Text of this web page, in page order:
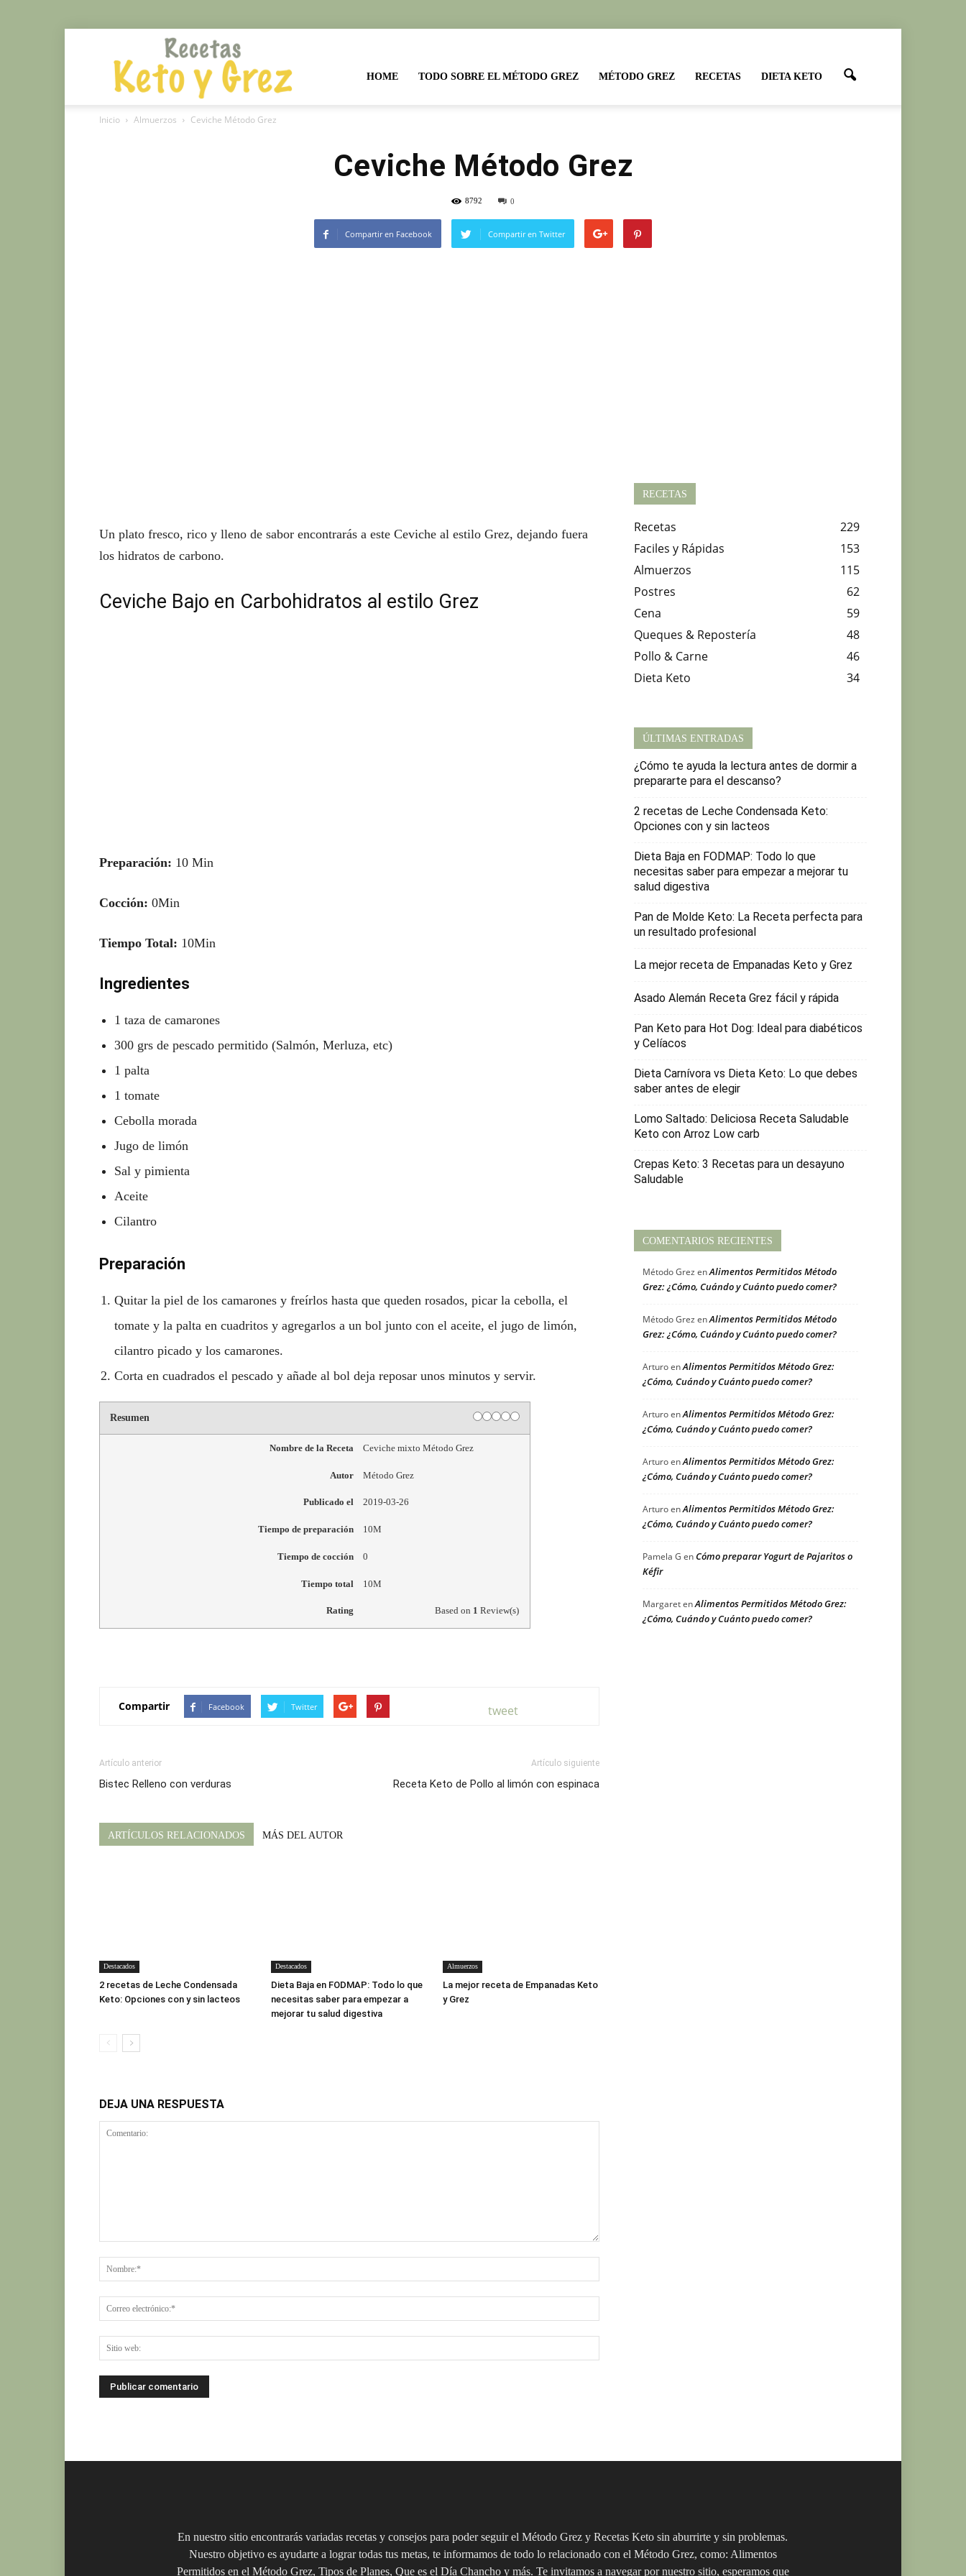
Grez
HOME TODO SOBRE EL MÉTODO GREZ MÉTODO GREZ RECETAS DIETA KETO
Inicio Almuerzos Ceviche Método Grez
Ceviche Método Grez
8792 0
Compartir en Facebook Compartir en Twitter
Un plato fresco, rico y lleno de sabor encontrarás a este Ceviche al estilo Grez, dejando fuera
los hidratos de carbono.
Ceviche Bajo en Carbohidratos al estilo Grez
Preparación: 10 Min
Cocción: 0Min
Tiempo Total: 10Min
Ingredientes
1 taza de camarones
300 grs de pescado permitido (Salmón, Merluza, etc)
1 palta
1 tomate
Cebolla morada
Jugo de limón
Sal y pimienta
Aceite
Cilantro
Preparación
Quitar la piel de los camarones y freírlos hasta que queden rosados, picar la cebolla, el
tomate y la palta en cuadritos y agregarlos a un bol junto con el aceite, el jugo de limón,
cilantro picado y los camarones.
Corta en cuadrados el pescado y añade al bol deja reposar unos minutos y servir.
Resumen
Nombre de la Receta Ceviche mixto Método Grez
Autor Método Grez
Publicado el 2019-03-26
Tiempo de preparación 10M
Tiempo de cocción 0
Tiempo total 10M
Rating Based on 1 Review(s)
Compartir Facebook Twitter tweet
Artículo anterior
Bistec Relleno con verduras
Artículo siguiente
Receta Keto de Pollo al limón con espinaca
ARTÍCULOS RELACIONADOS MÁS DEL AUTOR
Destacados
2 recetas de Leche Condensada
Keto: Opciones con y sin lacteos
Destacados
Dieta Baja en FODMAP: Todo lo que
necesitas saber para empezar a
mejorar tu salud digestiva
Almuerzos
La mejor receta de Empanadas Keto
y Grez
DEJA UNA RESPUESTA
RECETAS
Recetas
229
Faciles y Rápidas
153
Almuerzos
115
Postres
62
Cena
59
Queques & Repostería
48
Pollo & Carne
46
Dieta Keto
34
ÚLTIMAS ENTRADAS
¿Cómo te ayuda la lectura antes de dormir a
prepararte para el descanso?
2 recetas de Leche Condensada Keto:
Opciones con y sin lacteos
Dieta Baja en FODMAP: Todo lo que
necesitas saber para empezar a mejorar tu
salud digestiva
Pan de Molde Keto: La Receta perfecta para
un resultado profesional
La mejor receta de Empanadas Keto y Grez
Asado Alemán Receta Grez fácil y rápida
Pan Keto para Hot Dog: Ideal para diabéticos
y Celíacos
Dieta Carnívora vs Dieta Keto: Lo que debes
saber antes de elegir
Lomo Saltado: Deliciosa Receta Saludable
Keto con Arroz Low carb
Crepas Keto: 3 Recetas para un desayuno
Saludable
COMENTARIOS RECIENTES
Método Grez enAlimentos Permitidos Método
Grez: ¿Cómo, Cuándo y Cuánto puedo comer?
Método Grez enAlimentos Permitidos Método
Grez: ¿Cómo, Cuándo y Cuánto puedo comer?
ArturoenAlimentos Permitidos Método Grez:
¿Cómo, Cuándo y Cuánto puedo comer?
ArturoenAlimentos Permitidos Método Grez:
¿Cómo, Cuándo y Cuánto puedo comer?
ArturoenAlimentos Permitidos Método Grez:
¿Cómo, Cuándo y Cuánto puedo comer?
ArturoenAlimentos Permitidos Método Grez:
¿Cómo, Cuándo y Cuánto puedo comer?
Pamela G enCómo preparar Yogurt de Pajaritos o
Kéfir
MargaretenAlimentos Permitidos Método Grez:
¿Cómo, Cuándo y Cuánto puedo comer?
En nuestro sitio encontrarás variadas recetas y consejos para poder seguir el Método Grez y Recetas Keto sin aburrirte y sin problemas.
Nuestro objetivo es ayudarte a lograr todas tus metas, te informamos de todo lo relacionado con el Método Grez, como: Alimentos
Permitidos en el Método Grez, Tipos de Planes, Que es el Día Chancho y más. Te invitamos a navegar por nuestro sitio, esperamos que